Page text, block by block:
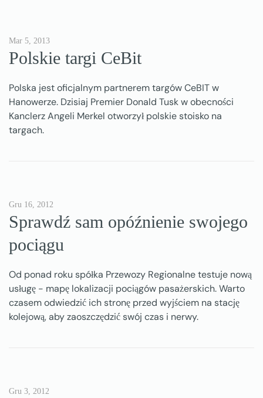
Mar 5, 2013
Polskie targi CeBit
Polska jest oficjalnym partnerem targów CeBIT w
Hanowerze. Dzisiaj Premier Donald Tusk w obecności
Kanclerz Angeli Merkel otworzył polskie stoisko na
targach.
Gru 16, 2012
Sprawdź sam opóźnienie swojego
pociągu
Od ponad roku spółka Przewozy Regionalne testuje nową
usługę - mapę lokalizacji pociągów pasażerskich. Warto
czasem odwiedzić ich stronę przed wyjściem na stację
kolejową, aby zaoszczędzić swój czas i nerwy.
Gru 3, 2012